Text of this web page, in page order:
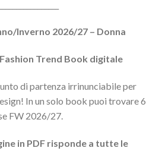
Inverno 2026/27 – Donna
Trend Book digitale
di partenza irrinunciabile per
In un solo book puoi trovare 6
FW 2026/27.
in PDF risponde a tutte le